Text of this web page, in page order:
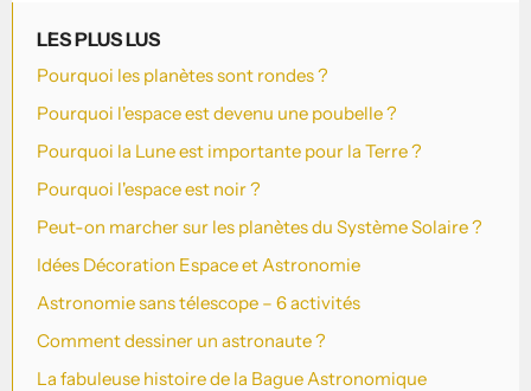
LES PLUS LUS
Pourquoi les planètes sont rondes ?
Pourquoi l'espace est devenu une poubelle ?
Pourquoi la Lune est importante pour la Terre ?
Pourquoi l'espace est noir ?
Peut-on marcher sur les planètes du Système Solaire ?
Idées Décoration Espace et Astronomie
Astronomie sans télescope – 6 activités
Comment dessiner un astronaute ?
La fabuleuse histoire de la Bague Astronomique